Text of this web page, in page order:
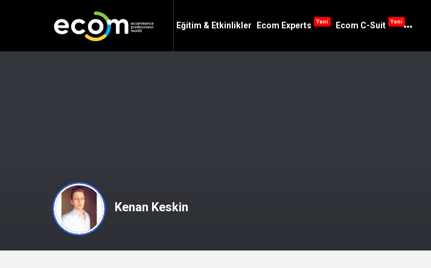
PW
PW
Navigation
Eğitim & Etkinlikler Ecom Experts Yeni Ecom C-Suit Yeni
Kenan Keskin